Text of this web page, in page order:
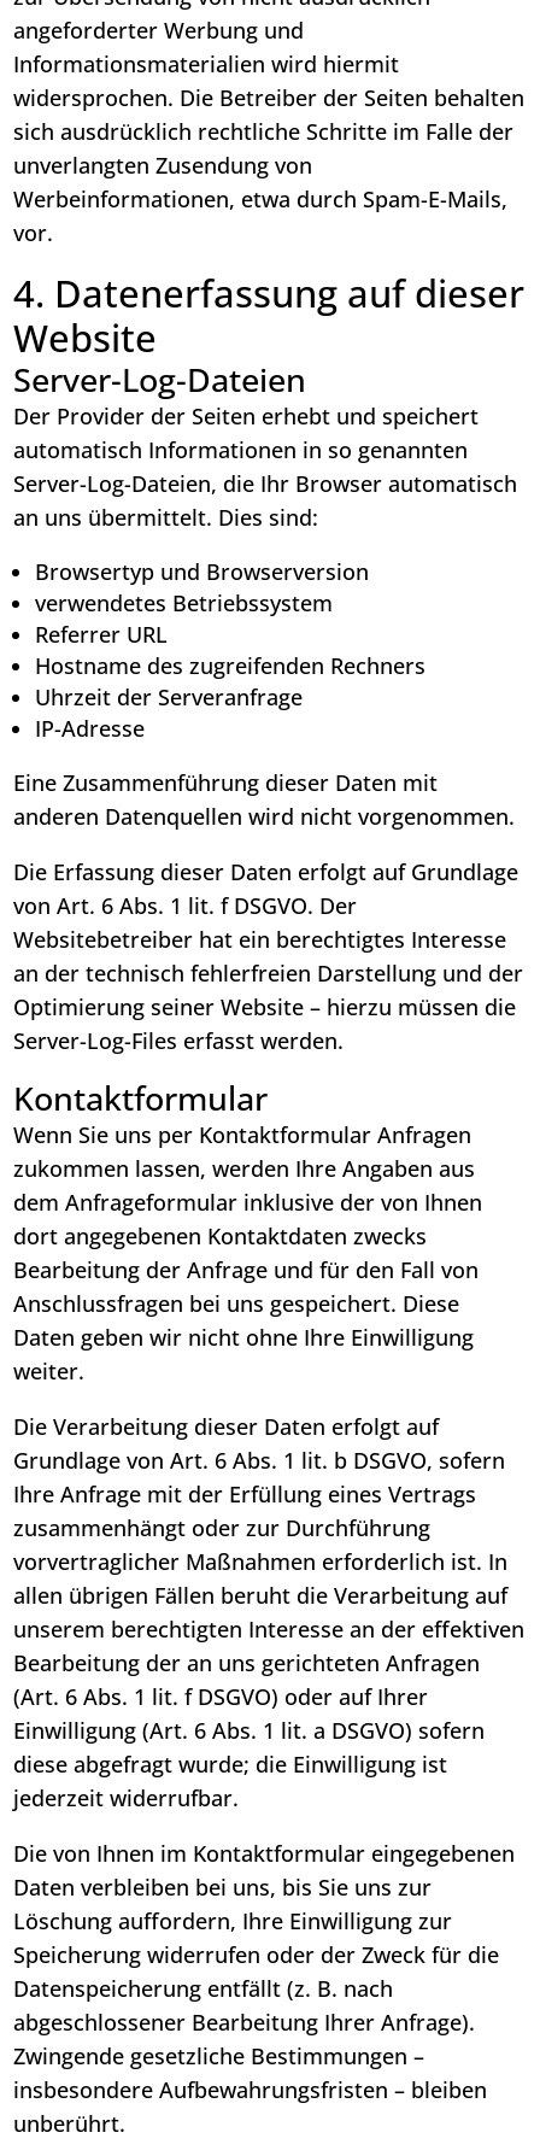
angeforderter Werbung und
Informationsmaterialien wird hiermit
widersprochen. Die Betreiber der Seiten behalten
sich ausdrücklich rechtliche Schritte im Falle der
unverlangten Zusendung von
Werbeinformationen, etwa durch Spam-E-Mails,
vor.
4. Datenerfassung auf dieser
Website
Server-Log-Dateien
Der Provider der Seiten erhebt und speichert
automatisch Informationen in so genannten
Server-Log-Dateien, die Ihr Browser automatisch
an uns übermittelt. Dies sind:
Browsertyp und Browserversion
verwendetes Betriebssystem
Referrer URL
Hostname des zugreifenden Rechners
Uhrzeit der Serveranfrage
IP-Adresse
Eine Zusammenführung dieser Daten mit
anderen Datenquellen wird nicht vorgenommen.
Die Erfassung dieser Daten erfolgt auf Grundlage
von Art. 6 Abs. 1 lit. f DSGVO. Der
Websitebetreiber hat ein berechtigtes Interesse
an der technisch fehlerfreien Darstellung und der
Optimierung seiner Website – hierzu müssen die
Server-Log-Files erfasst werden.
Kontaktformular
Wenn Sie uns per Kontaktformular Anfragen
zukommen lassen, werden Ihre Angaben aus
dem Anfrageformular inklusive der von Ihnen
dort angegebenen Kontaktdaten zwecks
Bearbeitung der Anfrage und für den Fall von
Anschlussfragen bei uns gespeichert. Diese
Daten geben wir nicht ohne Ihre Einwilligung
weiter.
Die Verarbeitung dieser Daten erfolgt auf
Grundlage von Art. 6 Abs. 1 lit. b DSGVO, sofern
Ihre Anfrage mit der Erfüllung eines Vertrags
zusammenhängt oder zur Durchführung
vorvertraglicher Maßnahmen erforderlich ist. In
allen übrigen Fällen beruht die Verarbeitung auf
unserem berechtigten Interesse an der effektiven
Bearbeitung der an uns gerichteten Anfragen
(Art. 6 Abs. 1 lit. f DSGVO) oder auf Ihrer
Einwilligung (Art. 6 Abs. 1 lit. a DSGVO) sofern
diese abgefragt wurde; die Einwilligung ist
jederzeit widerrufbar.
Die von Ihnen im Kontaktformular eingegebenen
Daten verbleiben bei uns, bis Sie uns zur
Löschung auffordern, Ihre Einwilligung zur
Speicherung widerrufen oder der Zweck für die
Datenspeicherung entfällt (z. B. nach
abgeschlossener Bearbeitung Ihrer Anfrage).
Zwingende gesetzliche Bestimmungen –
insbesondere Aufbewahrungsfristen – bleiben
unberührt.